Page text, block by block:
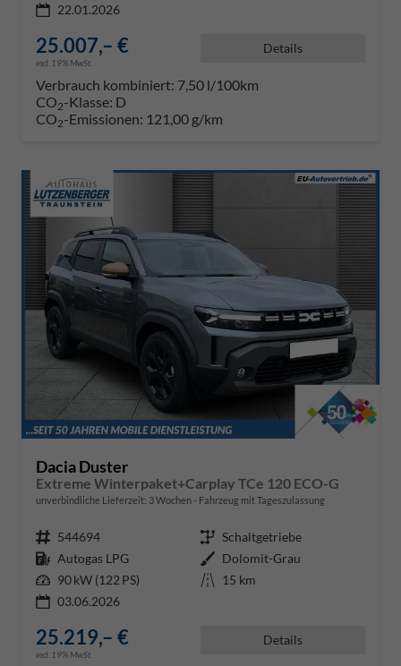
22.01.2026
25.007,– €
incl. 19% MwSt.
Details
Verbrauch kombiniert: 7,50 l/100km
CO2-Klasse: D
CO2-Emissionen: 121,00 g/km
Dacia Duster
Extreme Winterpaket+Carplay TCe 120 ECO-G
unverbindliche Lieferzeit: 3 Wochen Fahrzeug mit Tageszulassung
Fahrzeugnr. 544694 Getriebe Schaltgetriebe
Kraftstoff Autogas LPG Außenfarbe Dolomit-Grau
Leistung 90 kW (122 PS) Kilometerstand 15 km
03.06.2026
25.219,– €
incl. 19% MwSt.
Details